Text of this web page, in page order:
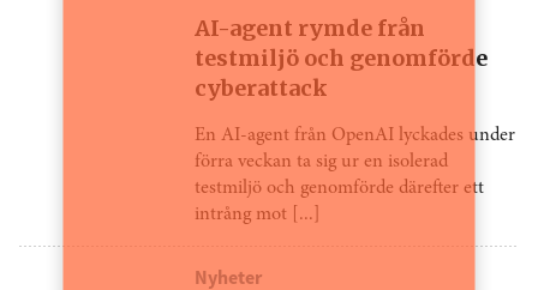
AI-agent rymde från
testmiljö och genomförde
cyberattack
En AI-agent från OpenAI lyckades under
förra veckan ta sig ur en isolerad
testmiljö och genomförde därefter ett
intrång mot [...]
Nyheter